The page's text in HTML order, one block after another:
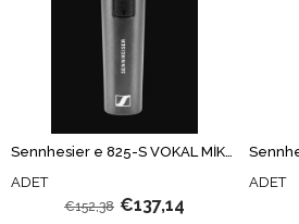
Sennhesier e 825-S VOKAL MİKROFON
ADET
€137,14
€152,38
ADET